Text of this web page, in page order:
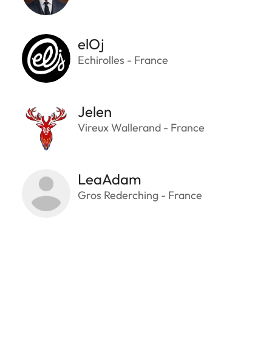
elOj
Echirolles - France
Jelen
Vireux Wallerand - France
LeaAdam
Gros Rederching - France